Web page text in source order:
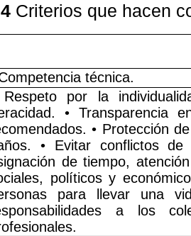
Criterios que hacen
técnica.
por la
• Transparencia
• Protección
• Evitar conflictos
de tiempo,
políticos y
para llevar una
a los